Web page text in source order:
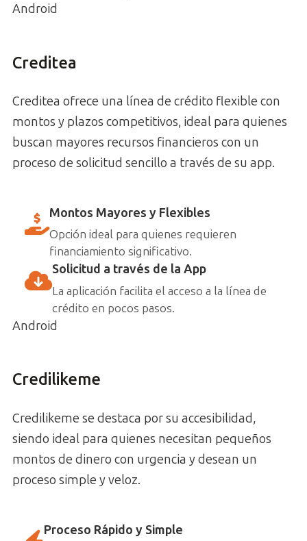
Android
Creditea
Creditea ofrece una línea de crédito flexible con
montos y plazos competitivos, ideal para quienes
buscan mayores recursos financieros con un
proceso de solicitud sencillo a través de su app.
Montos Mayores y Flexibles
Opción ideal para quienes requieren
financiamiento significativo.
Solicitud a través de la App
La aplicación facilita el acceso a la línea de
crédito en pocos pasos.
Android
Credilikeme
Credilikeme se destaca por su accesibilidad,
siendo ideal para quienes necesitan pequeños
montos de dinero con urgencia y desean un
proceso simple y veloz.
Proceso Rápido y Simple